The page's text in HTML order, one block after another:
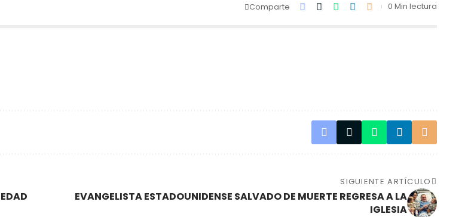
Comparte 0 Min lectura
SIGUIENTE ARTÍCULO
EVANGELISTA ESTADOUNIDENSE SALVADO DE MUERTE REGRESA A LA
IGLESIA